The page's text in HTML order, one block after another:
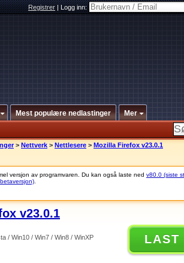
Registrer|Logg inn:
Mest populære nedlastinger Mer
> Nettverk > Nettlesere > Mozilla Firefox v23.0.1
versjon av programvaren. Du kan også laste ned v80.0 (siste
v23.0.1
/ Win10 / Win7 / Win8 / WinXP LAST